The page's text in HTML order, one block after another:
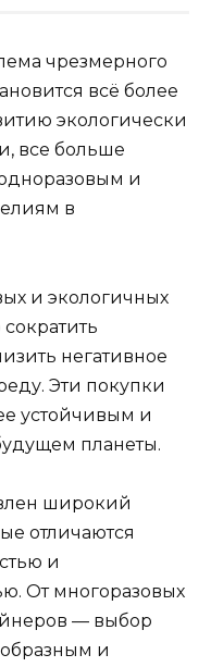
чрезмерного
всё более
экологически
все больше
и
в
и экологичных
негативное
Эти покупки
устойчивым и
планеты.
широкий
отличаются
и
От многоразовых
— выбор
и